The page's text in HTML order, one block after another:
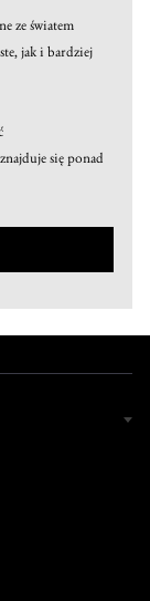
ze światem
jak i bardziej
się ponad